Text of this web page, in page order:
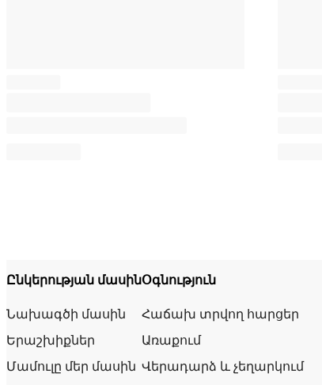
Ընկերության մասին
Նախագծի մասին
Երաշխիքներ
Մամուլը մեր մասին
Օգնություն
Հաճախ տրվող հարցեր
Առաքում
Վերադարձ և չեղարկում